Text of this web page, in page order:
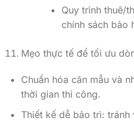
Quy trình thuê/
chính sách bảo
Mẹo thực tế để tối ưu
Chuẩn hóa căn mẫu và
thời gian thi công.
Thiết kế dễ bảo trì: